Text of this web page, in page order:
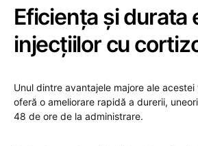
Eficiența și durata
injecțiilor cu
Unul dintre avantajele majore ale
oferă o ameliorare rapidă a durerii,
48 de ore de la administrare.